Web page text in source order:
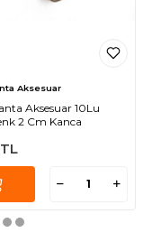
Aksesuar
Aksesuar 10Lu
2 Cm Kanca